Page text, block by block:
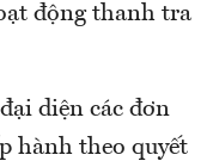
động thanh tra
diện các đơn
hành theo quyết